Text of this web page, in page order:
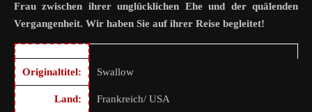
Frau zwischen ihrer unglücklichen Ehe und der quälenden
Vergangenheit. Wir haben Sie auf ihrer Reise begleitet!
Originaltitel: Swallow
Land: Frankreich/ USA